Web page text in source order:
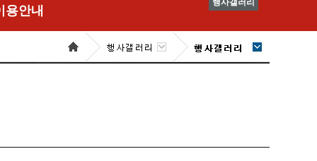
용안내
행사갤러리